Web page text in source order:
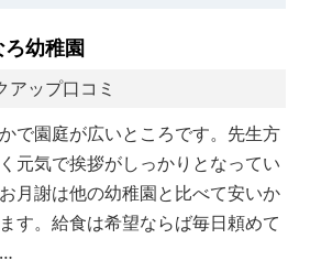
ろ幼稚園
アップ口コミ
で園庭が広いところです。先生方
元気で挨拶がしっかりとなってい
月謝は他の幼稚園と比べて安いか
す。給食は希望ならば毎日頼めて